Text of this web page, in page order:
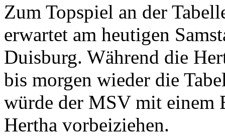
Zum Topspiel an der
erwartet am heutigen
Duisburg. Während die
bis morgen wieder die
würde der MSV mit einem
Hertha vorbeiziehen.